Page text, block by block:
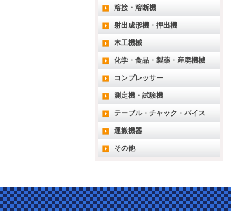
溶接・溶断機
射出成形機・押出機
木工機械
化学・食品・製薬・産廃機械
コンプレッサー
測定機・試験機
テーブル・チャック・バイス
運搬機器
その他